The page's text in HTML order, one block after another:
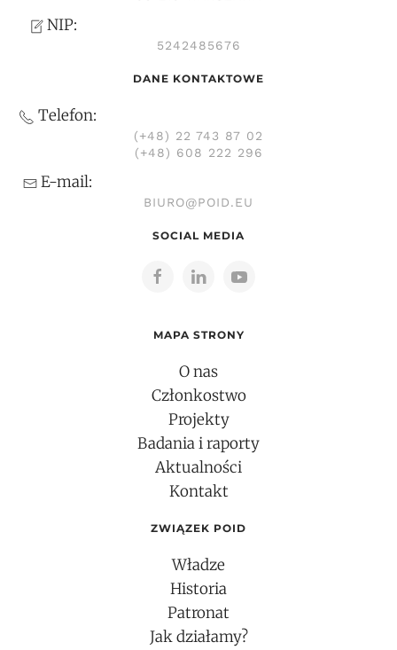
NIP:
5242485676
DANE KONTAKTOWE
Telefon:
(+48) 22 743 87 02
(+48) 608 222 296
E-mail:
BIURO@POID.EU
SOCIAL MEDIA
MAPA STRONY
O nas
Członkostwo
Projekty
Badania i raporty
Aktualności
Kontakt
ZWIĄZEK POID
Władze
Historia
Patronat
Jak działamy?